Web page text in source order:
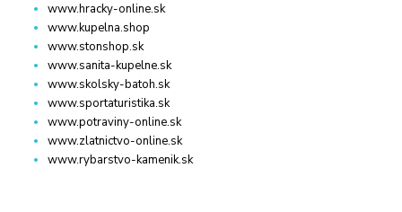
www.hracky-online.sk
www.kupelna.shop
www.stonshop.sk
www.sanita-kupelne.sk
www.skolsky-batoh.sk
www.sportaturistika.sk
www.potraviny-online.sk
www.zlatnictvo-online.sk
www.rybarstvo-kamenik.sk